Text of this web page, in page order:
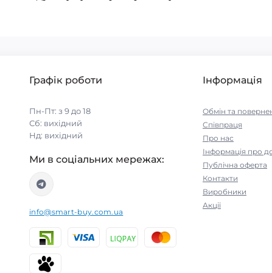
Графік роботи
Пн-Пт: з 9 до 18
Сб: вихідний
Нд: вихідний
Ми в соціальних мережах:
info@smart-buy.com.ua
Інформація
Обмін та
Співпраця
Про нас
Інформація про
Публічна оферта
Контакти
Виробники
Акції